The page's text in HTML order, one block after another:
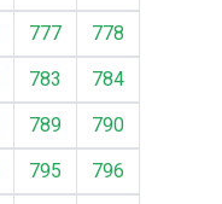
777
778
783
784
789
790
795
796